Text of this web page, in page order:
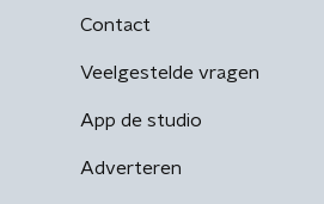
Contact
Veelgestelde vragen
App de studio
Adverteren